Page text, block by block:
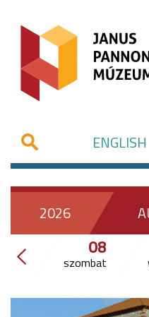
ENGLISH
2026
08
szombat